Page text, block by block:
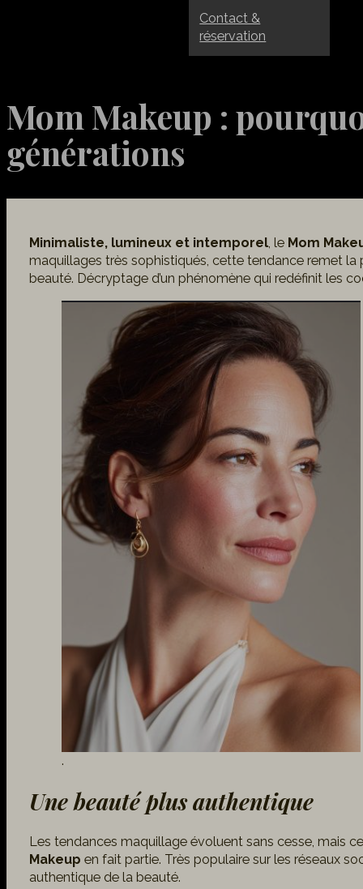
Contact &
réservation
Mom Makeup :
générations
Minimaliste, lumineux et intemporel, le Mom
maquillages très sophistiqués, cette tendance remet
beauté. Décryptage d’un phénomène qui redéfinit les
.
Une beauté plus authentique
Les tendances maquillage évoluent sans cesse, mais
Makeup en fait partie. Très populaire sur les réseaux
authentique de la beauté.